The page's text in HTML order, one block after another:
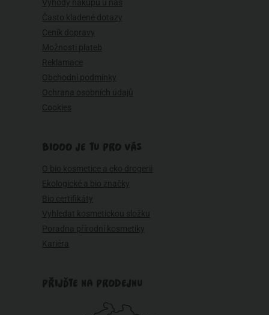
Výhody nákupu u nás
Často kladené dotazy
Ceník dopravy
Možnosti plateb
Reklamace
Obchodní podmínky
Ochrana osobních údajů
Cookies
BIOOO JE TU PRO VÁS
O bio kosmetice a eko drogerii
Ekologické a bio značky
Bio certifikáty
Vyhledat kosmetickou složku
Poradna přírodní kosmetiky
Kariéra
PŘIJĎTE NA PRODEJNU